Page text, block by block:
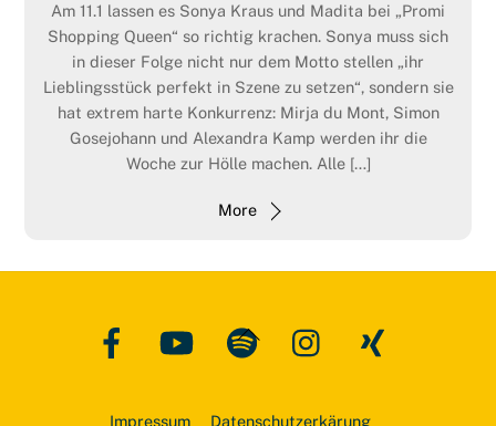
dieser Folge nicht nur dem Motto stellen „ihr
Lieblingsstück perfekt in Szene zu setzen“, sondern sie hat
extrem harte Konkurrenz:Mirja du Mont,Simon Gosejohann
undAlexandra Kampwerden ihr die Woche zur Hölle
machen. Alle vier Promis wollen natürlich den 1. Platz
belegen, aber nur eine/r wird die Sieger/in sein! Ob ich es
als Shoppingbegleitung schaffe Sonya in die richtigen
Geschäfte zu lotsen und was bei unserem Fashion-
Abenteuer noch alles so passiert – das erfahrt ihr am 19.6.
Guido Maria Kretschmer!
Am 11.1 lassen es Sonya Kraus und Madita bei „Promi
Shopping Queen“ so richtig krachen. Sonya muss sich
in dieser Folge nicht nur dem Motto stellen „ihr
Lieblingsstück perfekt in Szene zu setzen“, sondern sie
hat extrem harte Konkurrenz: Mirja du Mont, Simon
Gosejohann und Alexandra Kamp werden ihr die
Woche zur Hölle machen. Alle […]
More
Back
To
Facebook YouTube Spotify Instagram
Impressum Datenschutzerkärung